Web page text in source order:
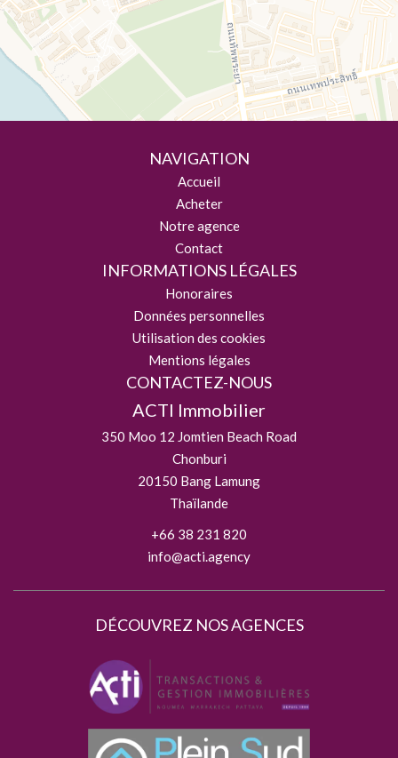
NAVIGATION
Accueil
Acheter
Notre agence
Contact
INFORMATIONS LÉGALES
Honoraires
Données personnelles
Utilisation des cookies
Mentions légales
CONTACTEZ-NOUS
ACTI Immobilier
350 Moo 12 Jomtien Beach Road
Chonburi
20150 Bang Lamung
Thaïlande
+66 38 231 820
info@acti.agency
DÉCOUVREZ NOS AGENCES